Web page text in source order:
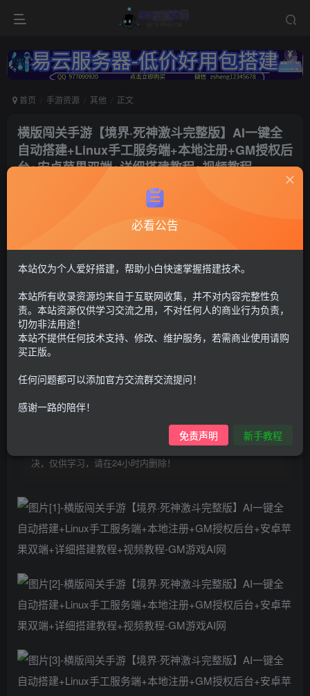
首页 手游资源 其他 正文
横版闯关手游【境界·死神激斗完整版】AI一键全
自动搭建+Linux手工服务端+本地注册+GM授权后
台+安卓苹果双端+详细搭建教程+视频教程
死神激斗
G币30 限时特惠
G币100
个人会员G币9.9 至尊会员 免费
购买前请先看完新手教程,未认真看完一切问题自行解决
点击查看
仅支持云服务器搭建，适用于小白快速搭建，只能确保安卓正
常进入游戏和后台使用，如有苹果请自测，游戏多少自带一些
bug，若后面因为bug或者其他原因导致游戏无法进入请自行解
决，仅供学习，请在24小时内删除！
付费资源
必看公告
本站仅为个人爱好搭建，帮助小白快速掌握搭建技术。
本站所有收录资源均来自于互联网收集，并不对内容完整性负
责。本站资源仅供学习交流之用，不对任何人的商业行为负责，
切勿非法用途！
本站不提供任何技术支持、修改、维护服务，若需商业使用请购
买正版。
任何问题都可以添加官方交流群交流提问！
感谢一路的陪伴！
免责声明 新手教程